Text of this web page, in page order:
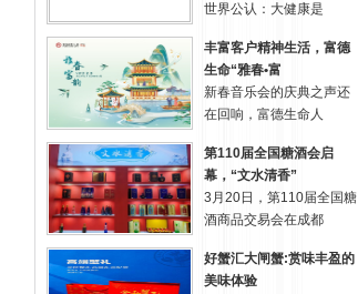
世界公认：大健康是
丰富客户精神生活，富德
生命“雅春•富
新春音乐会的庆典之声还
在回响，富德生命人
第110届全国糖酒会启
幕，“文水清香”
3月20日，第110届全国糖
酒商品交易会在成都
好蟹汇大闸蟹:赏味丰盈的
美味体验